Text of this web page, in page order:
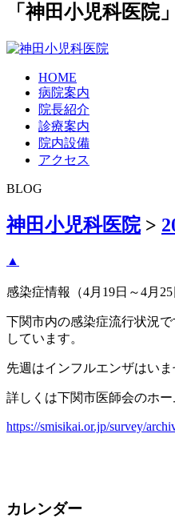
「神田小児科医院
HOME
病院案内
院長紹介
診療案内
院内設備
アクセス
BLOG
神田小児科医院>
▲
感染症情報（4月19日～4月25
下関市内の感染症流行状況
しています。
先週はインフルエンザはいま
詳しくは下関市医師会のホ
https://smisikai.or.jp/survey/
カレンダー